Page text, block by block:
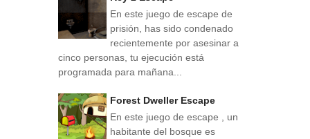
En este juego de escape de
prisión, has sido condenado
recientemente por asesinar a
cinco personas, tu ejecución está
programada para mañana...
Forest Dweller Escape
En este juego de escape , un
habitante del bosque es